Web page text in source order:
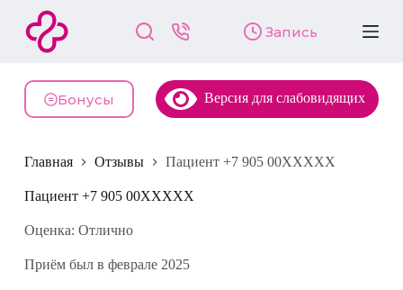
й
и
у
и
Запись
Бонусы Версия для слабовидящих
Главная Отзывы Пациент +7 905 00XXXXX
Пациент +7 905 00XXXXX
Оценка: Отлично
Приём был в феврале 2025